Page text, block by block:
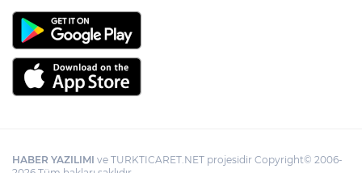
HABER YAZILIMI ve TURKTICARET.NET projesidir Copyright© 2006-